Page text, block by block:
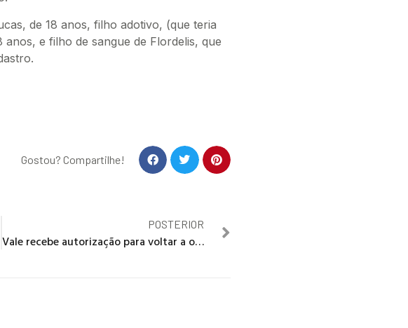
de 18 anos, filho adotivo, (que teria
e filho de sangue de Flordelis, que
Gostou? Compartilhe!
POSTERIOR
Vale recebe autorização para voltar a operar mina em Mariana